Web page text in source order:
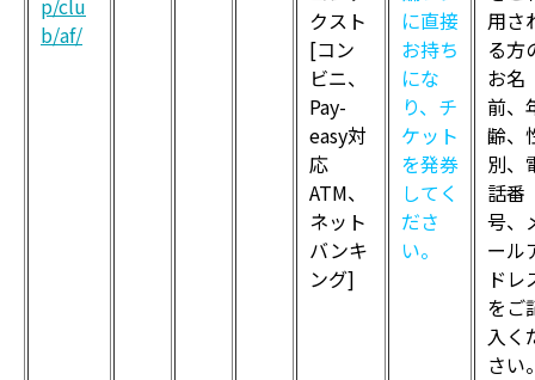
p/clu
b/af/
クスト
[コン
ビニ、
Pay-
easy対
応
ATM、
ネット
バンキ
ング]
に直接
お持ち
にな
り、チ
ケット
を発券
してく
ださ
い。
用さ
る方
お名
前、
齢、
別、
話番
号、
ール
ドレ
をご
入く
さい